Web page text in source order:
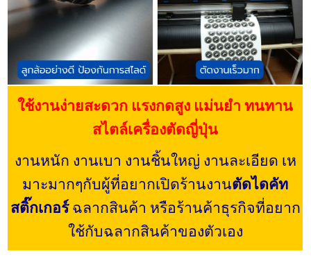
ใช้งานง่ายสะดวก แรงกดสูง แม่นยำ ทนทาน
สไตล์เครื่องตัดญี่ปุ่น
งานหนัก งานเบา งานชิ้นใหญ่ งานละเอียด เห
มาะมากๆกับผู้ที่อยากเปิดร้านงานตัดไดคัท
สติ๊กเกอร์ ฉลากสินค้า หรือร้านค้าธุรกิจที่อยาก
ใช้กับฉลากสินค้าของตัวเอง